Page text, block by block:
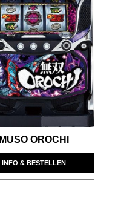
MUSO OROCHI
INFO & BESTELLEN